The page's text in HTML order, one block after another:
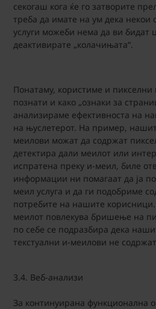
секогаш кога ќе го затворите
треба да имате на ум дека некои
услуги можеби нема да ви бидат
деактивирате „колачињата“.
Понатаму, користиме и пикселни
познати и како „ознаки за
анализираме ефективноста на
на њуслетерот. На пример,
меилови можат да содржат
детектира дали меилот или
испратена преку и-меил, биле
информации ни помагаат да ја
меил услуга и да ги подобриме
потребите на нашите
меилот повлекува бришење на
по себе се подразбира дека
текстуални и-меилови не
3.4. Веб-анализи
За континуирана функционална